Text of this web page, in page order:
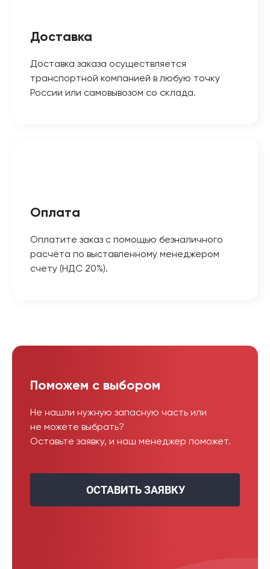
Доставка
Доставка заказа осуществляется
транспортной компанией в любую точку
России или самовывозом со склада.
Оплата
Оплатите заказ с помощью безналичного
расчёта по выставленному менеджером
счету (НДС 20%).
Поможем с выбором
Не нашли нужную запасную часть или
не можете выбрать?
Оставьте заявку, и наш менеджер поможет.
ОСТАВИТЬ ЗАЯВКУ